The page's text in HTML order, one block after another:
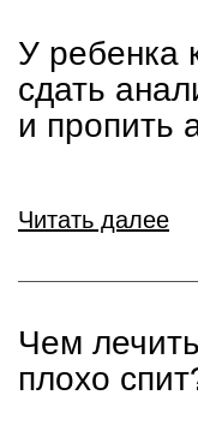
У ребенка
сдать
и пропить
Читать далее
Чем
плохо